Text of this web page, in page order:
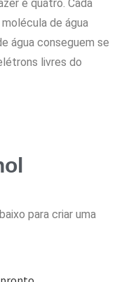
é quatro. Cada
de água
água conseguem se
livres do
para criar uma